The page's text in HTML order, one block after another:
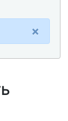
×